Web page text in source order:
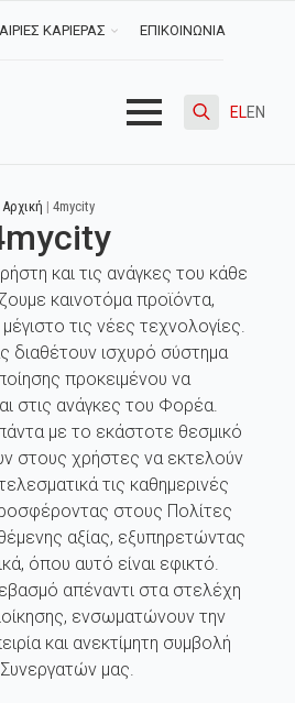
ΚΑΡΙΕΡΑΣ ΕΠΙΚΟΙΝΩΝΙΑ
ELEN
Αρχική | 4mycity
και τις ανάγκες του κάθε
καινοτόμα προϊόντα,
τις νέες τεχνολογίες.
διαθέτουν ισχυρό σύστημα
προκειμένου να
στις ανάγκες του Φορέα.
με το εκάστοτε θεσμικό
στους χρήστες να εκτελούν
τις καθημερινές
στους Πολίτες
αξίας, εξυπηρετώντας
όπου αυτό είναι εφικτό.
απέναντι στα στελέχη
ενσωματώνουν την
και ανεκτίμητη συμβολή
μας.